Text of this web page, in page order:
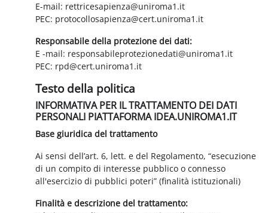
E-mail: rettricesapienza@uniroma1.it
PEC: protocollosapienza@cert.uniroma1.it
Responsabile della protezione dei dati:
E -mail: responsabileprotezionedati@uniroma1.it
PEC: rpd@cert.uniroma1.it
Testo della politica
INFORMATIVA PER IL TRATTAMENTO DEI DATI
PERSONALI PIATTAFORMA IDEA.UNIROMA1.IT
Base giuridica del trattamento
Ai sensi dell’art. 6, lett. e del Regolamento, “esecuzione
di un compito di interesse pubblico o connesso
all'esercizio di pubblici poteri” (finalità istituzionali)
Finalità e descrizione del trattamento: